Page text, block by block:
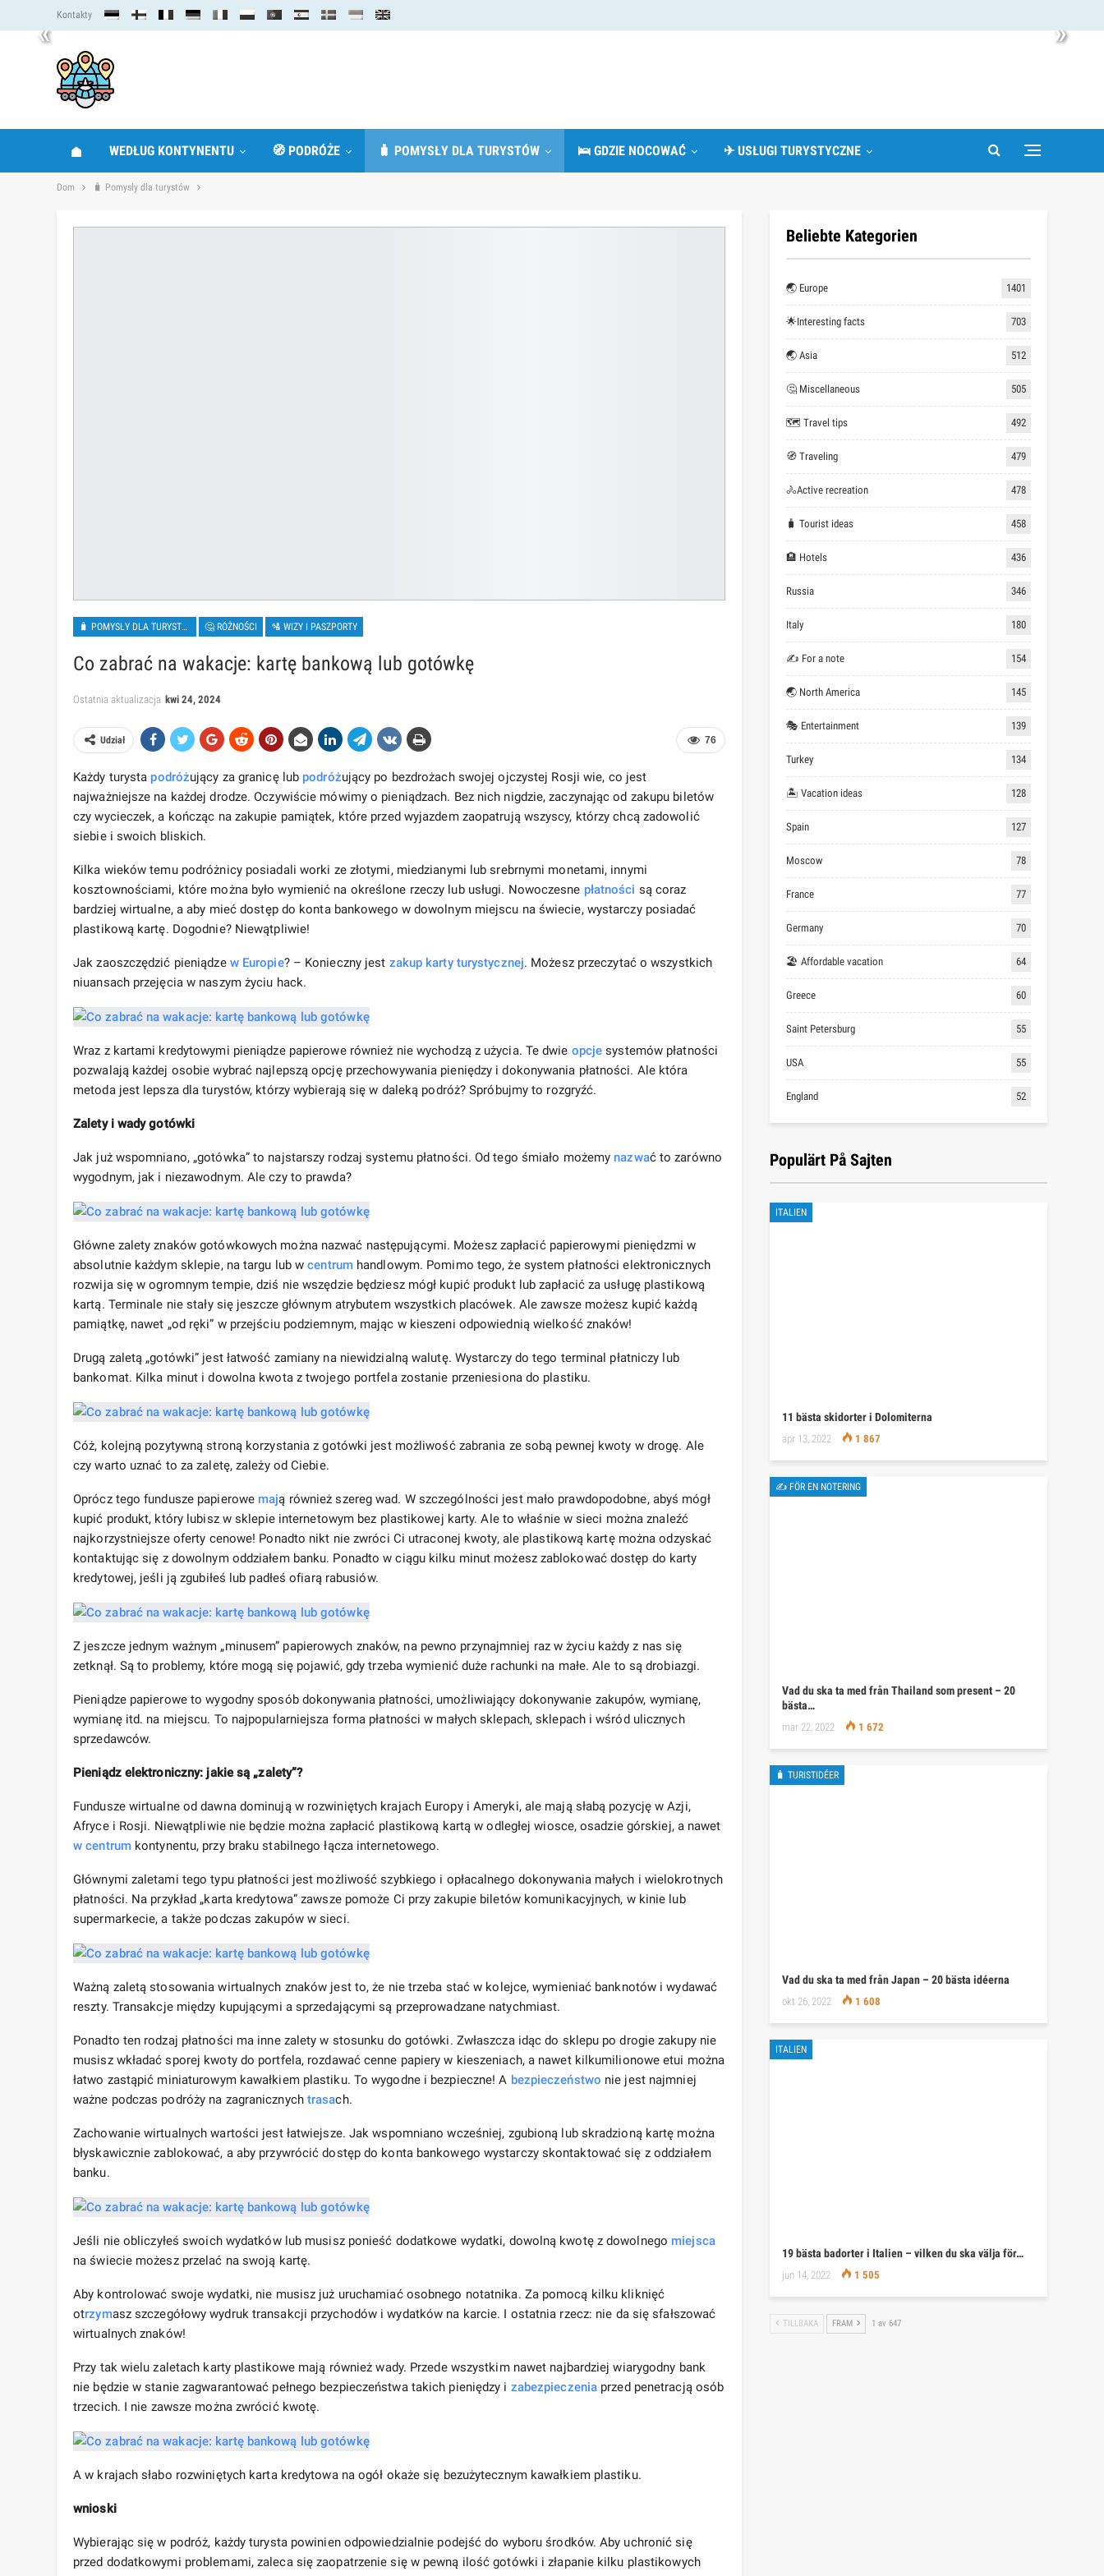
« »
Kontakty
WEDŁUG KONTYNENTU 🧭 PODRÓŻE 🧳 POMYSŁY DLA TURYSTÓW 🛌 GDZIE NOCOWAĆ ✈ USŁUGI TURYSTYCZNE
Dom 🧳 Pomysły dla turystów
🧳 POMYSŁY DLA TURYSTÓW 🤔 RÓŻNOŚCI 🛂 WIZY I PASZPORTY
Co zabrać na wakacje: kartę bankową lub gotówkę
Ostatnia aktualizacja kwi 24, 2024
76
Udział
Każdy turysta podróżujący za granicę lub podróżujący po bezdrożach swojej ojczystej Rosji wie, co jest
najważniejsze na każdej drodze. Oczywiście mówimy o pieniądzach. Bez nich nigdzie, zaczynając od zakupu biletów
czy wycieczek, a kończąc na zakupie pamiątek, które przed wyjazdem zaopatrują wszyscy, którzy chcą zadowolić
siebie i swoich bliskich.
Kilka wieków temu podróżnicy posiadali worki ze złotymi, miedzianymi lub srebrnymi monetami, innymi
kosztownościami, które można było wymienić na określone rzeczy lub usługi. Nowoczesne płatności są coraz
bardziej wirtualne, a aby mieć dostęp do konta bankowego w dowolnym miejscu na świecie, wystarczy posiadać
plastikową kartę. Dogodnie? Niewątpliwie!
Jak zaoszczędzić pieniądze w Europie? – Konieczny jest zakup karty turystycznej. Możesz przeczytać o wszystkich
niuansach przejęcia w naszym życiu hack.
Wraz z kartami kredytowymi pieniądze papierowe również nie wychodzą z użycia. Te dwie opcje systemów płatności
pozwalają każdej osobie wybrać najlepszą opcję przechowywania pieniędzy i dokonywania płatności. Ale która
metoda jest lepsza dla turystów, którzy wybierają się w daleką podróż? Spróbujmy to rozgryźć.
Zalety i wady gotówki
Jak już wspomniano, „gotówka” to najstarszy rodzaj systemu płatności. Od tego śmiało możemy nazwać to zarówno
wygodnym, jak i niezawodnym. Ale czy to prawda?
Główne zalety znaków gotówkowych można nazwać następującymi. Możesz zapłacić papierowymi pieniędzmi w
absolutnie każdym sklepie, na targu lub wcentrumhandlowym. Pomimo tego, że system płatności elektronicznych
rozwija się w ogromnym tempie, dziś nie wszędzie będziesz mógł kupić produkt lub zapłacić za usługę plastikową
kartą. Terminale nie stały się jeszcze głównym atrybutem wszystkich placówek. Ale zawsze możesz kupić każdą
pamiątkę, nawet „od ręki” w przejściu podziemnym, mając w kieszeni odpowiednią wielkość znaków!
Drugą zaletą „gotówki” jest łatwość zamiany na niewidzialną walutę. Wystarczy do tego terminal płatniczy lub
bankomat. Kilka minut i dowolna kwota z twojego portfela zostanie przeniesiona do plastiku.
Cóż, kolejną pozytywną stroną korzystania z gotówki jest możliwość zabrania ze sobą pewnej kwoty w drogę. Ale
czy warto uznać to za zaletę, zależy od Ciebie.
Oprócz tego fundusze papierowe mają również szereg wad. W szczególności jest mało prawdopodobne, abyś mógł
kupić produkt, który lubisz w sklepie internetowym bez plastikowej karty. Ale to właśnie w sieci można znaleźć
najkorzystniejsze oferty cenowe! Ponadto nikt nie zwróci Ci utraconej kwoty, ale plastikową kartę można odzyskać
kontaktując się z dowolnym oddziałem banku. Ponadto w ciągu kilku minut możesz zablokować dostęp do karty
kredytowej, jeśli ją zgubiłeś lub padłeś ofiarą rabusiów.
Z jeszcze jednym ważnym „minusem” papierowych znaków, na pewno przynajmniej raz w życiu każdy z nas się
zetknął. Są to problemy, które mogą się pojawić, gdy trzeba wymienić duże rachunki na małe. Ale to są drobiazgi.
Pieniądze papierowe to wygodny sposób dokonywania płatności, umożliwiający dokonywanie zakupów, wymianę,
wymianę itd. na miejscu. To najpopularniejsza forma płatności w małych sklepach, sklepach i wśród ulicznych
sprzedawców.
Pieniądz elektroniczny: jakie są „zalety”?
Fundusze wirtualne od dawna dominują w rozwiniętych krajach Europy i Ameryki, ale mają słabą pozycję w Azji,
Afryce i Rosji. Niewątpliwie nie będzie można zapłacić plastikową kartą w odległej wiosce, osadzie górskiej, a nawet
w centrumkontynentu, przy braku stabilnego łącza internetowego.
Głównymi zaletami tego typu płatności jest możliwość szybkiego i opłacalnego dokonywania małych i wielokrotnych
płatności. Na przykład „karta kredytowa” zawsze pomoże Ci przy zakupie biletów komunikacyjnych, w kinie lub
supermarkecie, a także podczas zakupów w sieci.
Ważną zaletą stosowania wirtualnych znaków jest to, że nie trzeba stać w kolejce, wymieniać banknotów i wydawać
reszty. Transakcje między kupującymi a sprzedającymi są przeprowadzane natychmiast.
Ponadto ten rodzaj płatności ma inne zalety w stosunku do gotówki. Zwłaszcza idąc do sklepu po drogie zakupy nie
musisz wkładać sporej kwoty do portfela, rozdawać cenne papiery w kieszeniach, a nawet kilkumilionowe etui można
łatwo zastąpić miniaturowym kawałkiem plastiku. To wygodne i bezpieczne! A bezpieczeństwo nie jest najmniej
ważne podczas podróży na zagranicznych trasach.
Zachowanie wirtualnych wartości jest łatwiejsze. Jak wspomniano wcześniej, zgubioną lub skradzioną kartę można
błyskawicznie zablokować, a aby przywrócić dostęp do konta bankowego wystarczy skontaktować się z oddziałem
banku.
Jeśli nie obliczyłeś swoich wydatków lub musisz ponieść dodatkowe wydatki, dowolną kwotę z dowolnego miejsca
na świecie możesz przelać na swoją kartę.
Aby kontrolować swoje wydatki, nie musisz już uruchamiać osobnego notatnika. Za pomocą kilku kliknięć
otrzymasz szczegółowy wydruk transakcji przychodów i wydatków na karcie. I ostatnia rzecz: nie da się sfałszować
wirtualnych znaków!
Przy tak wielu zaletach karty plastikowe mają również wady. Przede wszystkim nawet najbardziej wiarygodny bank
nie będzie w stanie zagwarantować pełnego bezpieczeństwa takich pieniędzy i zabezpieczenia przed penetracją osób
trzecich. I nie zawsze można zwrócić kwotę.
A w krajach słabo rozwiniętych karta kredytowa na ogół okaże się bezużytecznym kawałkiem plastiku.
wnioski
Wybierając się w podróż, każdy turysta powinien odpowiedzialnie podejść do wyboru środków. Aby uchronić się
przed dodatkowymi problemami, zaleca się zaopatrzenie się w pewną ilość gotówki i złapanie kilku plastikowych
Beliebte Kategorien
🌏 Europe 1401
🌟Interesting facts 703
🌏 Asia 512
🤔 Miscellaneous 505
🗺 Travel tips 492
🧭 Traveling 479
🚴Active recreation 478
🧳 Tourist ideas 458
🏨 Hotels 436
Russia 346
Italy 180
✍ For a note 154
🌏 North America 145
🎭 Entertainment 139
Turkey 134
🏝 Vacation ideas 128
Spain 127
Moscow 78
France 77
Germany 70
🏖 Affordable vacation 64
Greece 60
Saint Petersburg 55
USA 55
England 52
Populärt På Sajten
ITALIEN
11 bästa skidorter i Dolomiterna
apr 13, 2022 1 867
✍ FÖR EN NOTERING
Vad du ska ta med från Thailand som present – 20
bästa…
mar 22, 2022 1 672
🧳 TURISTIDÉER
Vad du ska ta med från Japan – 20 bästa idéerna
okt 26, 2022 1 608
ITALIEN
19 bästa badorter i Italien – vilken du ska välja för…
jun 14, 2022 1 505
TILLBAKA FRAM 1 av 647